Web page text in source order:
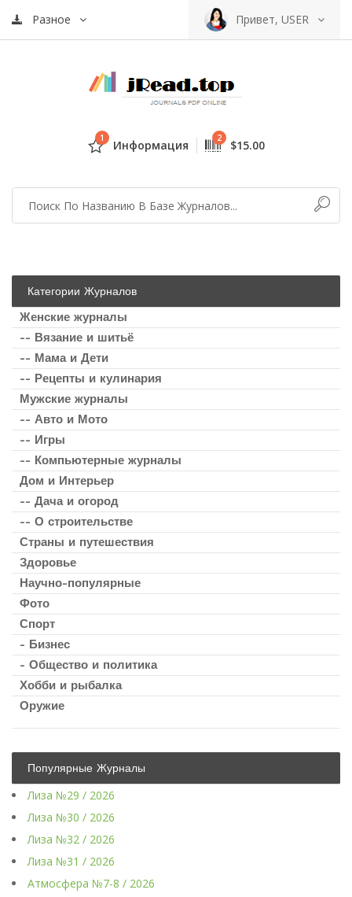
Разное Привет, USER
1 Информация 2 $15.00
Категории Журналов
Женские журналы
-- Вязание и шитьё
-- Мама и Дети
-- Рецепты и кулинария
Мужские журналы
-- Авто и Мото
-- Игры
-- Компьютерные журналы
Дом и Интерьер
-- Дача и огород
-- О строительстве
Страны и путешествия
Здоровье
Научно-популярные
Фото
Спорт
- Бизнес
- Общество и политика
Хобби и рыбалка
Оружие
Популярные Журналы
Лиза №29 / 2026
Лиза №30 / 2026
Лиза №32 / 2026
Лиза №31 / 2026
Атмосфера №7-8 / 2026